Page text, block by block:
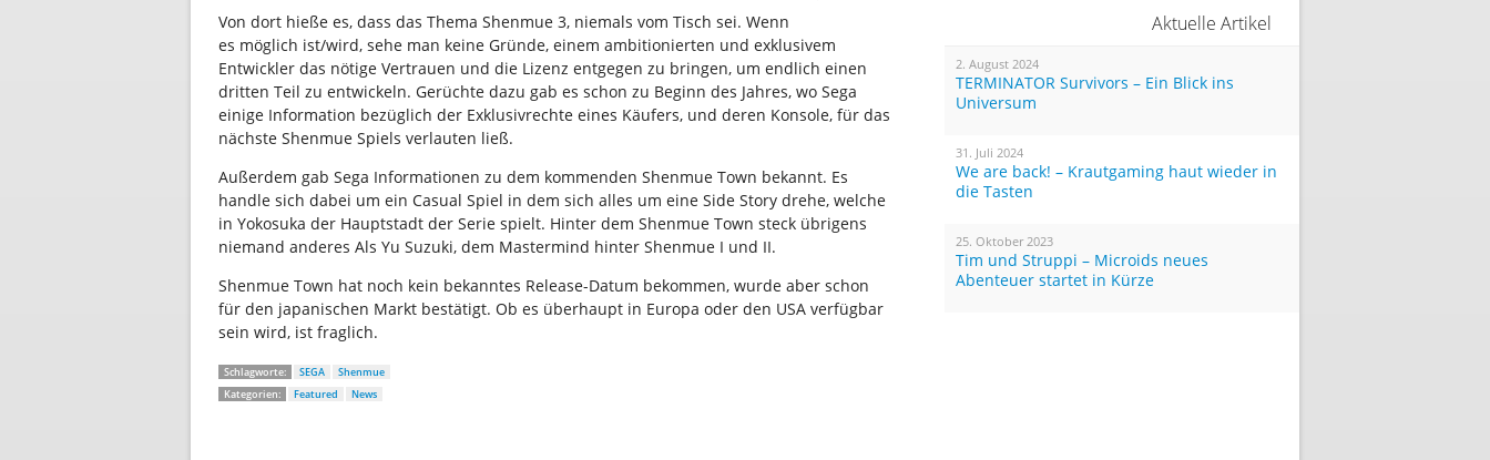
Von dort hieße es, dass das Thema Shenmue 3, niemals vom Tisch sei. Wenn
es möglich ist/wird, sehe man keine Gründe, einem ambitionierten und exklusivem
Entwickler das nötige Vertrauen und die Lizenz entgegen zu bringen, um endlich einen
dritten Teil zu entwickeln. Gerüchte dazu gab es schon zu Beginn des Jahres, wo Sega
einige Information bezüglich der Exklusivrechte eines Käufers, und deren Konsole, für das
nächste Shenmue Spiels verlauten ließ.
Außerdem gab Sega Informationen zu dem kommenden Shenmue Town bekannt. Es
handle sich dabei um ein Casual Spiel in dem sich alles um eine Side Story drehe, welche
in Yokosuka der Hauptstadt der Serie spielt. Hinter dem Shenmue Town steck übrigens
niemand anderes Als Yu Suzuki, dem Mastermind hinter Shenmue I und II.
Shenmue Town hat noch kein bekanntes Release-Datum bekommen, wurde aber schon
für den japanischen Markt bestätigt. Ob es überhaupt in Europa oder den USA verfügbar
sein wird, ist fraglich.
Schlagworte: SEGA
Shenmue
Kategorien:
Featured News
Aktuelle Artikel
2. August 2024
TERMINATOR Survivors – Ein Blick ins
Universum
31. Juli 2024
We are back! – Krautgaming haut wieder in
die Tasten
25. Oktober 2023
Tim und Struppi – Microids neues
Abenteuer startet in Kürze